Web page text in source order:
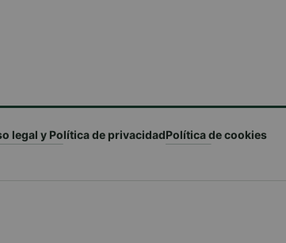
legal y Política de privacidadPolítica de cookies